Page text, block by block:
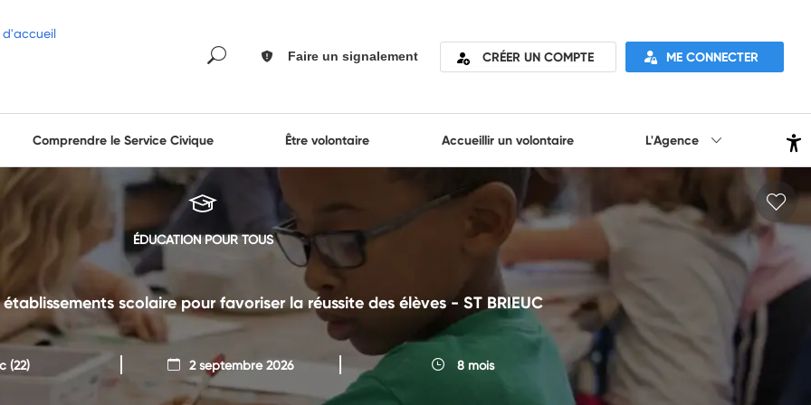
Faire un signalement CRÉER UN COMPTE ME CONNECTER
Comprendre le Service Civique Être volontaire Accueillir un volontaire L'Agence
ÉDUCATION POUR TOUS
scolaire pour favoriser la réussite des élèves - ST BRIEUC
(22) 2 septembre 2026 8 mois